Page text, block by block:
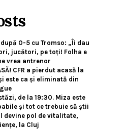
0-5 cu Tromso: „Îi dau
jucători, pe toți! Folha e
vrea antrenor
CFR a pierdut acasă la
este ca și eliminată din
de la 19:30. Miza este
și tot ce trebuie să știi
devine pol de vitalitate,
la Cluj